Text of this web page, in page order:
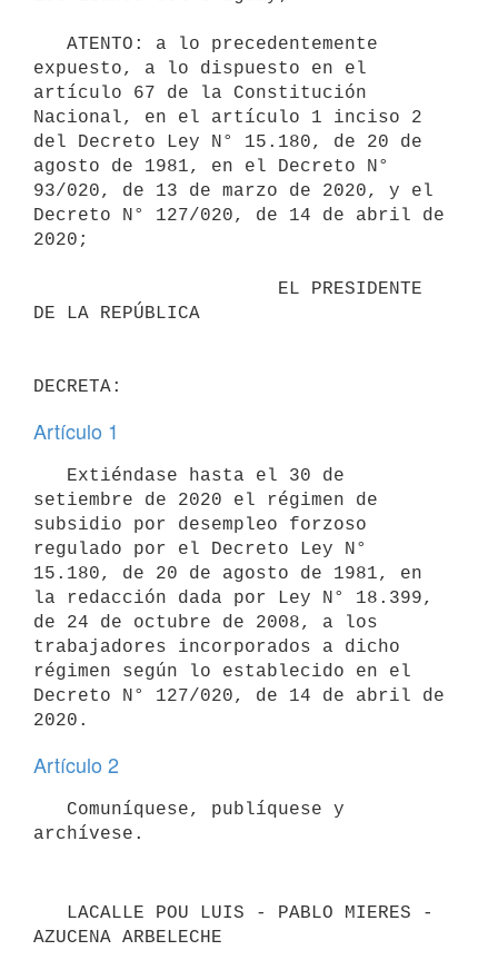
expuesto, a lo dispuesto en el
artículo 67 de la Constitución
Nacional, en el artículo 1 inciso 2
del Decreto Ley N° 15.180, de 20 de
agosto de 1981, en el Decreto N°
93/020, de 13 de marzo de 2020, y el
Decreto N° 127/020, de 14 de abril de
2020;
DE LA REPÚBLICA
Artículo 1
setiembre de 2020 el régimen de
subsidio por desempleo forzoso
regulado por el Decreto Ley N°
15.180, de 20 de agosto de 1981, en
la redacción dada por Ley N° 18.399,
de 24 de octubre de 2008, a los
trabajadores incorporados a dicho
régimen según lo establecido en el
Decreto N° 127/020, de 14 de abril de
Artículo 2
AZUCENA ARBELECHE